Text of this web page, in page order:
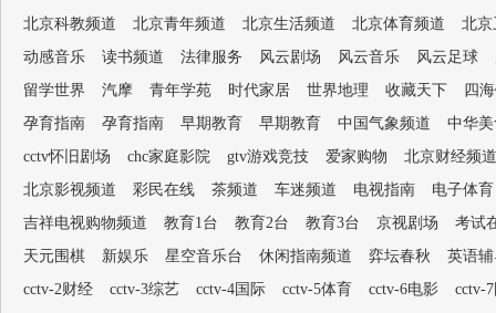
北京科教频道
北京青年频道 北京生活频道 北京体育频道
北京
动感音乐
读书频道 法律服务 风云剧场 风云音乐 风云足球
留学世界
汽摩 青年学苑 时代家居 世界地理 收藏天下
四
孕育指南
孕育指南 早期教育 早期教育 中国气象频道
中华
cctv怀旧剧场
chc家庭影院 gtv游戏竞技 爱家购物
北京财经频道
北京影视频道
彩民在线 茶频道 车迷频道 电视指南
电子体育
吉祥电视购物频道
教育1台 教育2台 教育3台 京视剧场
考试
天元围棋
新娱乐 星空音乐台 休闲指南频道 弈坛春秋
英语
cctv-2财经
cctv-3综艺 cctv-4国际 cctv-5体育 cctv-6电影
cctv-